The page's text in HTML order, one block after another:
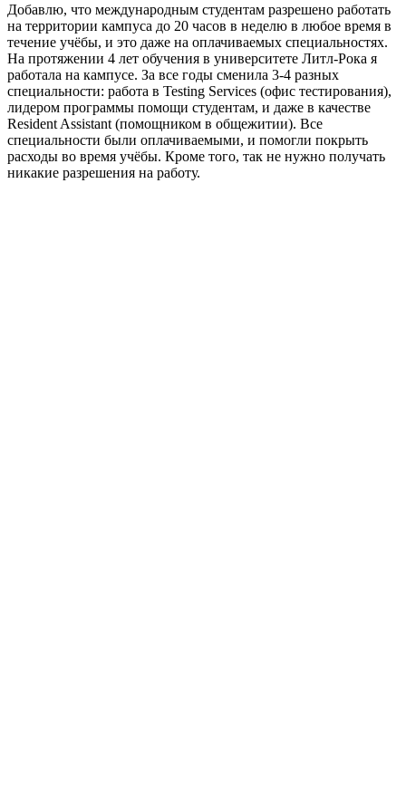
Добавлю, что международным студентам разрешено работать
на территории кампуса до 20 часов в неделю в любое время в
течение учёбы, и это даже на оплачиваемых специальностях.
На протяжении 4 лет обучения в университете Литл-Рока я
работала на кампусе. За все годы сменила 3-4 разных
специальности: работа в Testing Services (офис тестирования),
лидером программы помощи студентам, и даже в качестве
Resident Assistant (помощником в общежитии). Все
специальности были оплачиваемыми, и помогли покрыть
расходы во время учёбы. Кроме того, так не нужно получать
никакие разрешения на работу.